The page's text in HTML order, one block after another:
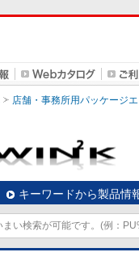
店舗・事務所用パッケージ
キーワードから製品情